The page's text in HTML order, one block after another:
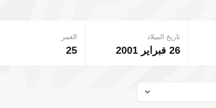
26 فبراير 2001
تاريخ الميلاد
25
العمر